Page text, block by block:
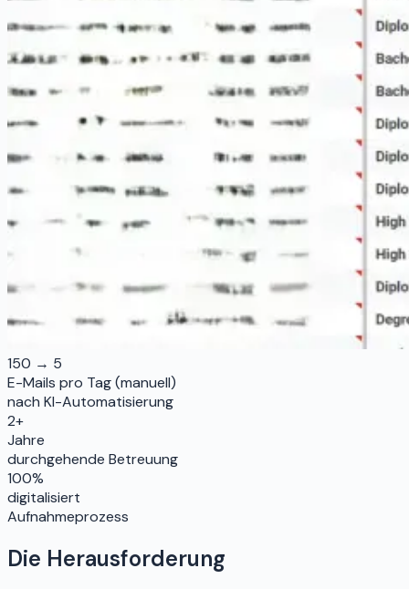
150 → 5
E-Mails pro Tag (manuell)
nach KI-Automatisierung
2+
Jahre
durchgehende Betreuung
100%
digitalisiert
Aufnahmeprozess
Die Herausforderung